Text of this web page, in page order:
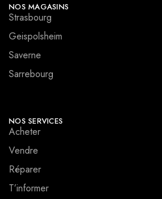
NOS MAGASINS
Strasbourg
Geispolsheim
Saverne
Sarrebourg
NOS SERVICES
Acheter
Vendre
Réparer
T’informer